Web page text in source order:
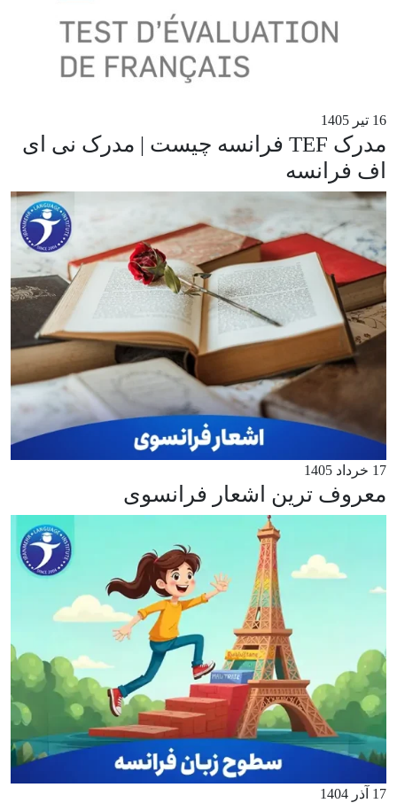
16 تیر 1405
مدرک TEF فرانسه چیست | مدرک نی ای
اف فرانسه
17 خرداد 1405
معروف ترین اشعار فرانسوی
17 آذر 1404